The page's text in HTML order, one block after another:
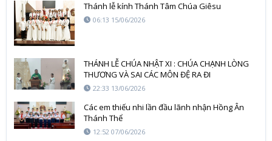
Thánh lễ kính Thánh Tâm Chúa Giêsu
06:13 15/06/2026
THÁNH LỄ CHÚA NHẬT XI : CHÚA CHẠNH LÒNG
THƯƠNG VÀ SAI CÁC MÔN ĐỆ RA ĐI
22:33 13/06/2026
Các em thiếu nhi lần đầu lãnh nhận Hồng Ân
Thánh Thể
12:52 07/06/2026